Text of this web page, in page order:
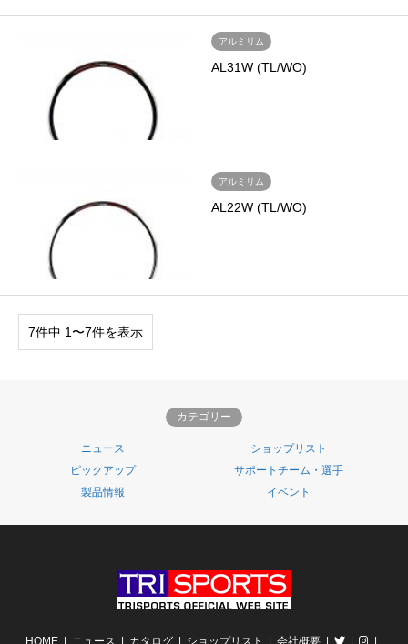
アルミリム
AL31W (TL/WO)
アルミリム
AL22W (TL/WO)
7件中 1〜7件を表示
カテゴリー
ニュース
ショップリスト
ピックアップ
サポートチーム・選手
製品情報
イベント
HOME ニュース カタログ ショップリスト 会社概要